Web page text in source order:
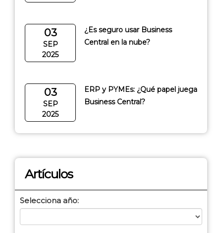
03
SEP
2025
¿Es seguro usar Business
Central en la nube?
03
SEP
2025
ERP y PYMEs: ¿Qué papel juega
Business Central?
Artículos
Selecciona año: